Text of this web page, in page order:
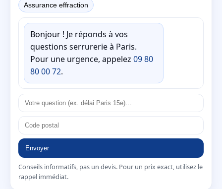
Assurance effraction
Bonjour ! Je réponds à vos
questions serrurerie à Paris.
Pour une urgence, appelez 09 80
80 00 72.
Envoyer
Conseils informatifs, pas un devis. Pour un prix exact, utilisez le
rappel immédiat.